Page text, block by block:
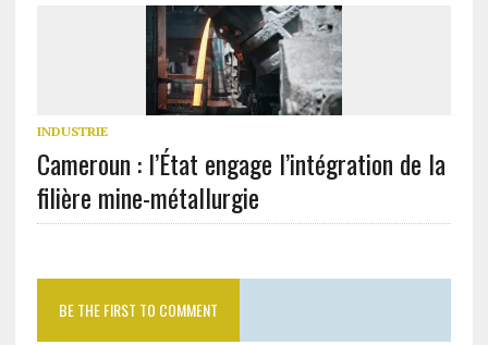
INDUSTRIE
Cameroun : l’État engage l’intégration de la
filière mine-métallurgie
BE THE FIRST TO COMMENT